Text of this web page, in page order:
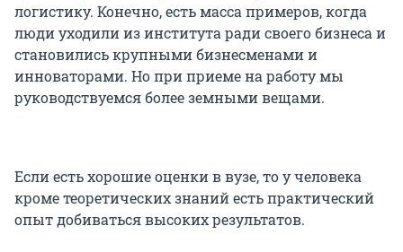
логистику. Конечно, есть масса примеров, когда
люди уходили из института ради своего бизнеса и
становились крупными бизнесменами и
инноваторами. Но при приеме на работу мы
руководствуемся более земными вещами.
Если есть хорошие оценки в вузе, то у человека
кроме теоретических знаний есть практический
опыт добиваться высоких результатов.